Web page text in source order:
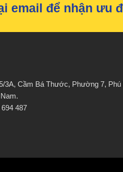
email để nhận ưu
3A, Cầm Bá Thước, Phường 7, Phú
487